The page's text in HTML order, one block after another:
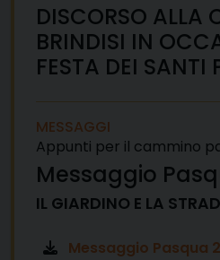
DISCORSO ALLA
BRINDISI IN
FESTA DEI SANTI
MESSAGGI
Appunti per il cammino
Messaggio
IL GIARDINO E LA
Messaggio Pasqua